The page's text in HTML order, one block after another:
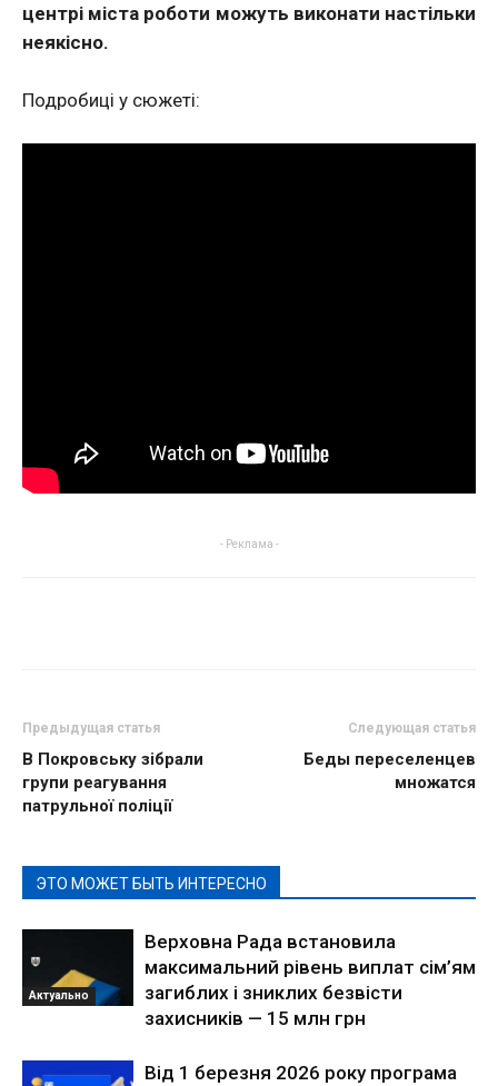
центрі міста роботи можуть виконати настільки
неякісно.
Подробиці у сюжеті:
- Реклама -
Предыдущая статья
В Покровську зібрали
групи реагування
патрульної поліції
Следующая статья
Беды переселенцев
множатся
ЭТО МОЖЕТ БЫТЬ ИНТЕРЕСНО
Актуально
Верховна Рада встановила
максимальний рівень виплат сім’ям
загиблих і зниклих безвісти
захисників — 15 млн грн
Від 1 березня 2026 року програма